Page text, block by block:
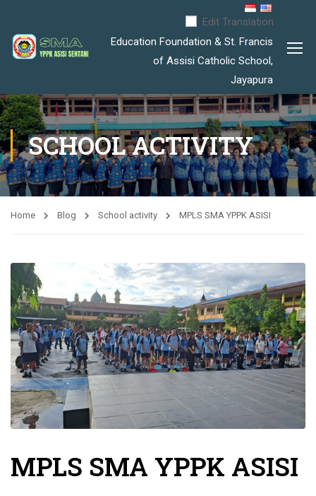
Edit Translation
Education Foundation & St. Francis
of Assisi Catholic School,
Jayapura
SCHOOL ACTIVITY
Home Blog School activity MPLS SMA YPPK ASISI
MPLS SMA YPPK ASISI